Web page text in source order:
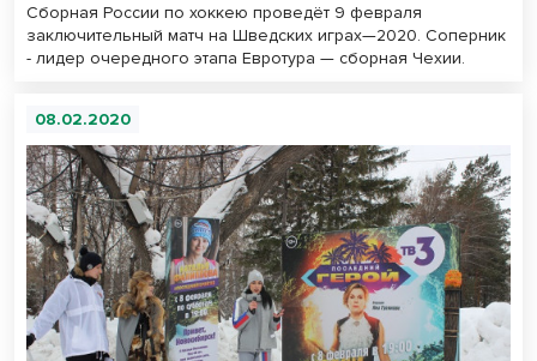
Сборная России по хоккею проведёт 9 февраля
заключительный матч на Шведских играх—2020. Соперник
- лидер очередного этапа Евротура — сборная Чехии.
08.02.2020